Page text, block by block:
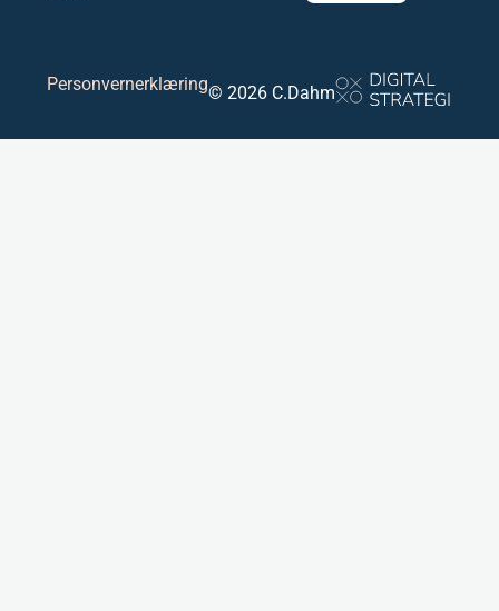
Personvernerklæring© 2026 C.Dahm